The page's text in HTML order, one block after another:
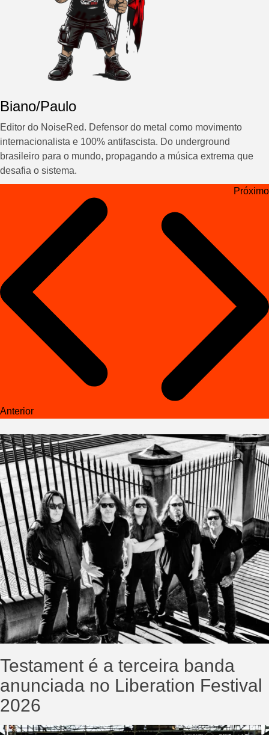
Biano/Paulo
Editor do NoiseRed. Defensor do metal como movimento
internacionalista e 100% antifascista. Do underground
brasileiro para o mundo, propagando a música extrema que
desafia o sistema.
Navegação
Anterior
Próximo
Testament é a terceira banda
anunciada no Liberation Festival
2026